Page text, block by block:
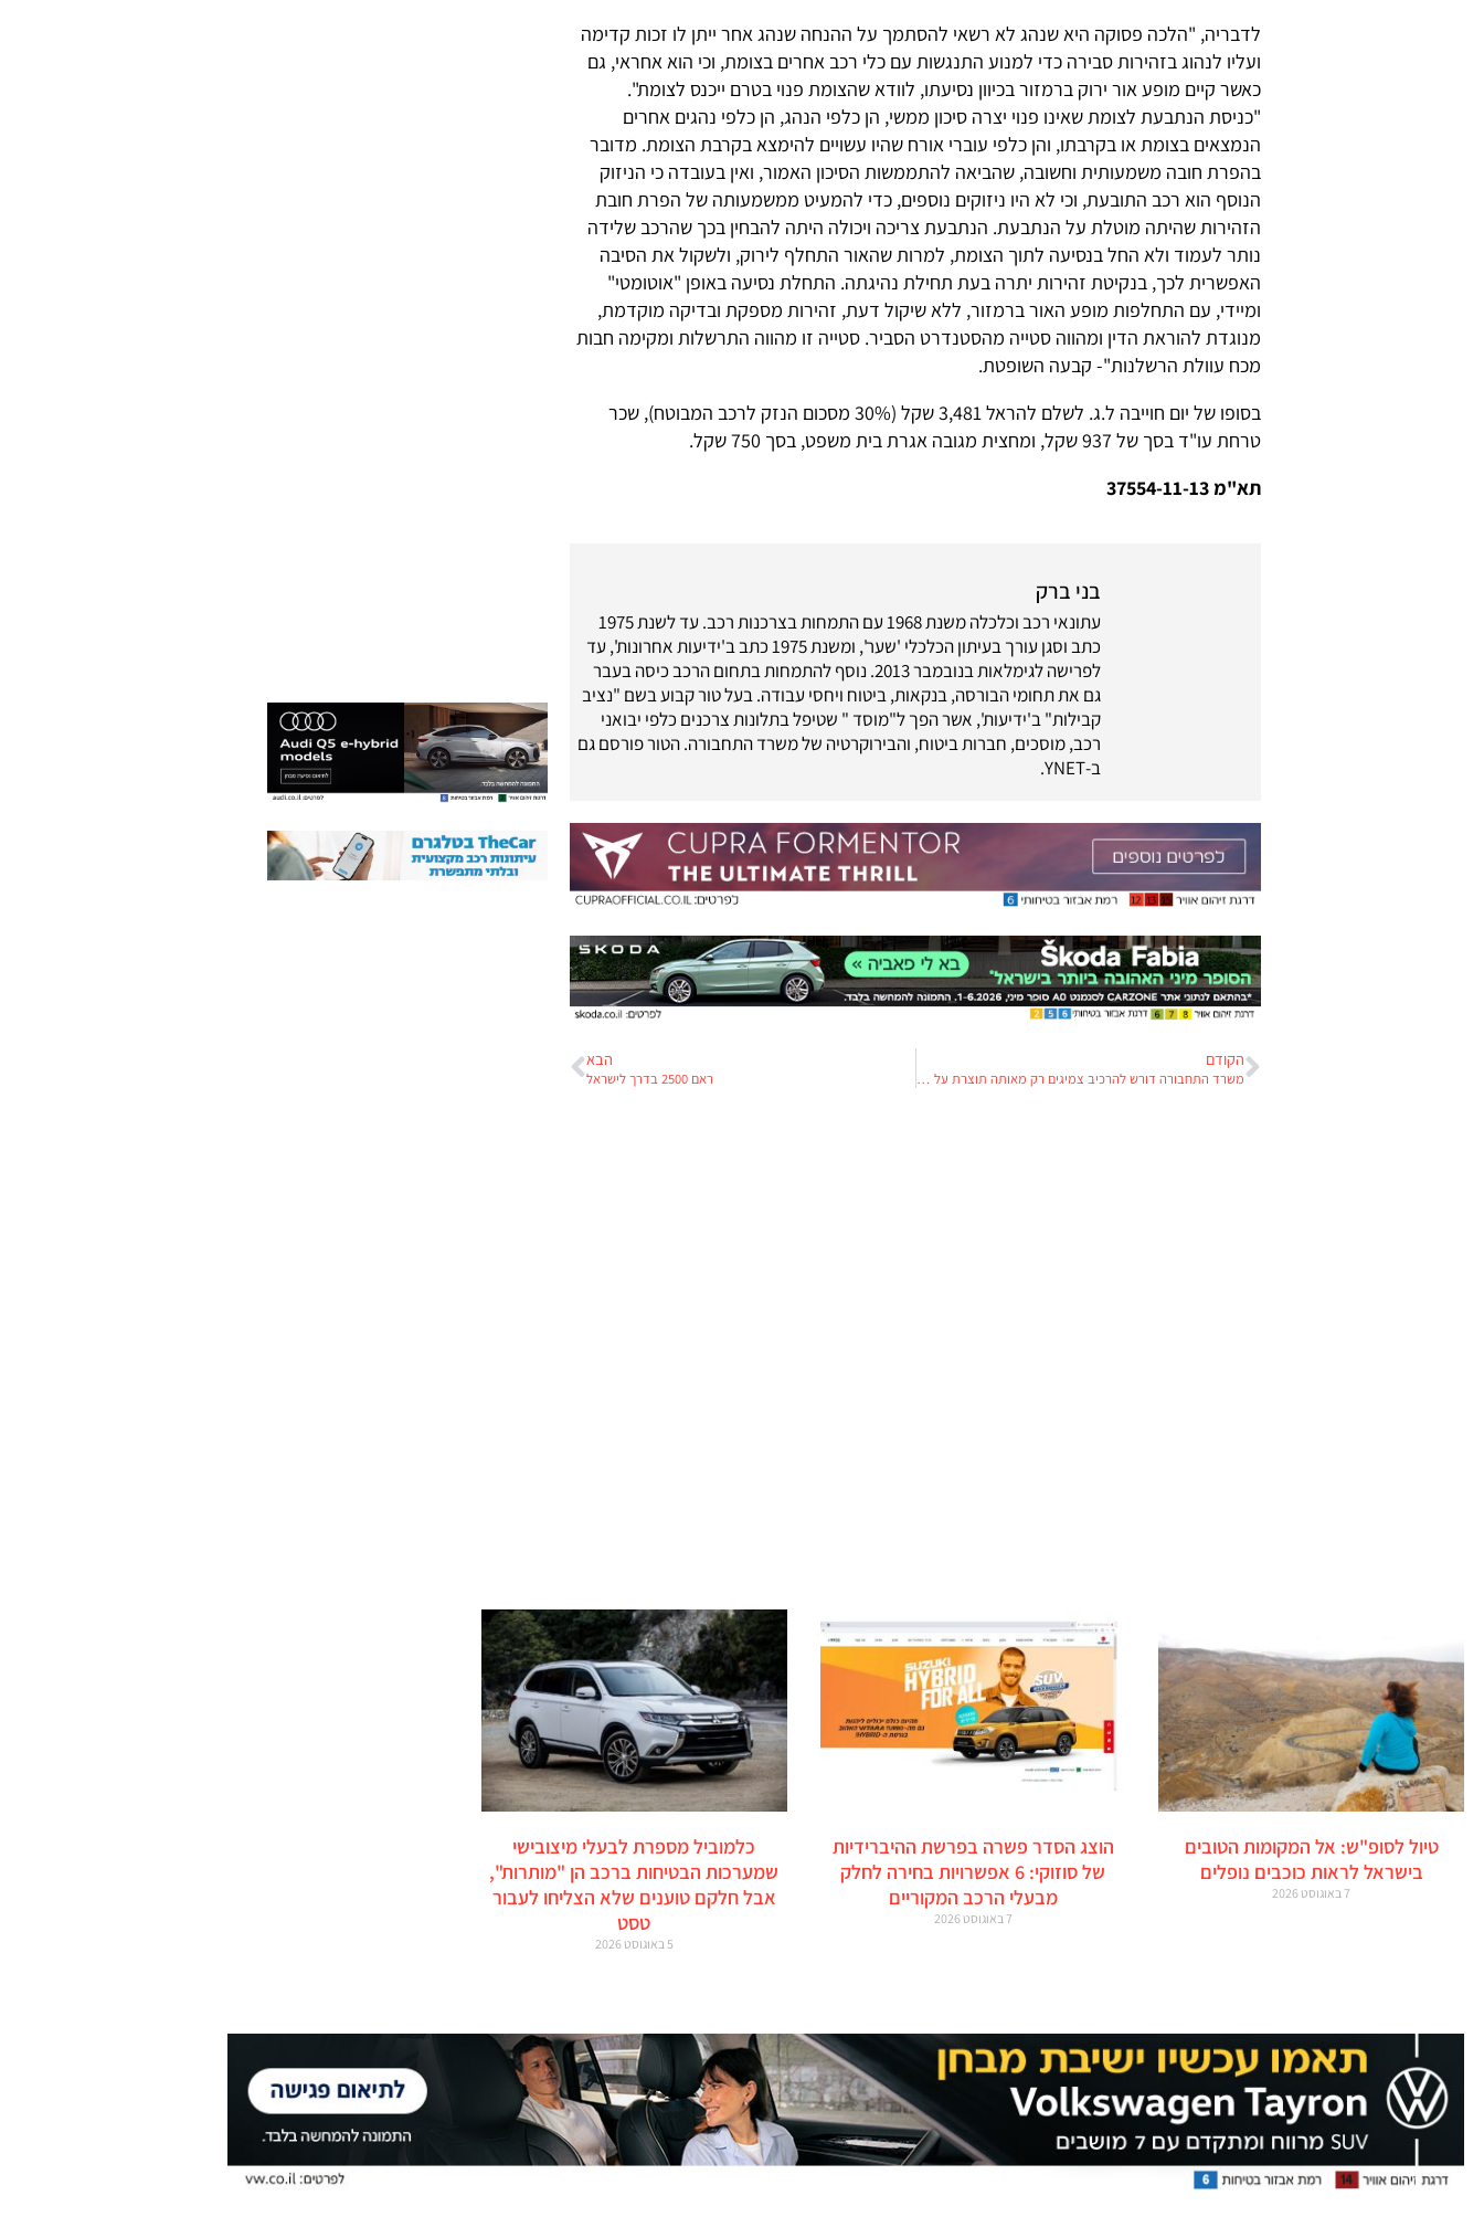
לדבריה, "הלכה פסוקה היא שנהג לא רשאי להסתמך על ההנחה שנהג אחר ייתן לו זכות קדימה
ועליו לנהוג בזהירות סבירה כדי למנוע התנגשות עם כלי רכב אחרים בצומת, וכי הוא אחראי, גם
כאשר קיים מופע אור ירוק ברמזור בכיוון נסיעתו, לוודא שהצומת פנוי בטרם ייכנס לצומת".
"כניסת הנתבעת לצומת שאינו פנוי יצרה סיכון ממשי, הן כלפי הנהג, הן כלפי נהגים אחרים
הנמצאים בצומת או בקרבתו, והן כלפי עוברי אורח שהיו עשויים להימצא בקרבת הצומת. מדובר
בהפרת חובה משמעותית וחשובה, שהביאה להתממשות הסיכון האמור, ואין בעובדה כי הניזוק
הנוסף הוא רכב התובעת, וכי לא היו ניזוקים נוספים, כדי להמעיט ממשמעותה של הפרת חובת
הזהירות שהיתה מוטלת על הנתבעת. הנתבעת צריכה ויכולה היתה להבחין בכך שהרכב שלידה
נותר לעמוד ולא החל בנסיעה לתוך הצומת, למרות שהאור התחלף לירוק, ולשקול את הסיבה
האפשרית לכך, בנקיטת זהירות יתרה בעת תחילת נהיגתה. התחלת נסיעה באופן "אוטומטי"
ומיידי, עם התחלפות מופע האור ברמזור, ללא שיקול דעת, זהירות מספקת ובדיקה מוקדמת,
מנוגדת להוראת הדין ומהווה סטייה מהסטנדרט הסביר. סטייה זו מהווה התרשלות ומקימה חבות
מכח עוולת הרשלנות"- קבעה השופטת.
בסופו של יום חוייבה ל.ג. לשלם להראל 3,481 שקל (30% מסכום הנזק לרכב המבוטח), שכר
טרחת עו"ד בסך של 937 שקל, ומחצית מגובה אגרת בית משפט, בסך 750 שקל.
תא"מ 37554-11-13
בני ברק
עתונאי רכב וכלכלה משנת 1968 עם התמחות בצרכנות רכב. עד לשנת 1975
כתב וסגן עורך בעיתון הכלכלי 'שער', ומשנת 1975 כתב ב'ידיעות אחרונות', עד
לפרישה לגימלאות בנובמבר 2013. נוסף להתמחות בתחום הרכב כיסה בעבר
גם את תחומי הבורסה, בנקאות, ביטוח ויחסי עבודה. בעל טור קבוע בשם "נציב
קבילות" ב'ידיעות', אשר הפך ל"מוסד " שטיפל בתלונות צרכנים כלפי יבואני
רכב, מוסכים, חברות ביטוח, והבירוקרטיה של משרד התחבורה. הטור פורסם גם
ב-YNET.
הקודם
משרד התחבורה דורש להרכיב צמיגים רק מאותה תוצרת על כל סרן
הבא
ראם 2500 בדרך לישראל
טיול לסופ"ש: אל המקומות הטובים
בישראל לראות כוכבים נופלים
7 באוגוסט 2026
הוצג הסדר פשרה בפרשת ההיברידיות
של סוזוקי: 6 אפשרויות בחירה לחלק
מבעלי הרכב המקוריים
7 באוגוסט 2026
כלמוביל מספרת לבעלי מיצובישי
שמערכות הבטיחות ברכב הן "מותרות",
אבל חלקם טוענים שלא הצליחו לעבור
טסט
5 באוגוסט 2026